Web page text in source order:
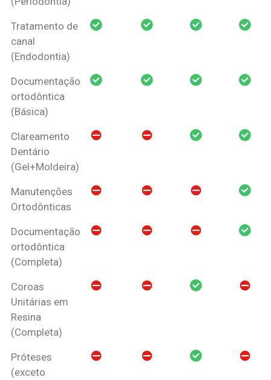
Tratamento de
canal
(Endodontia)
Documentação
ortodôntica
(Básica)
Clareamento
Dentário
(Gel+Moldeira)
Manutenções
Ortodônticas
Documentação
ortodôntica
(Completa)
Coroas
Unitárias em
Resina
(Completa)
Próteses
(exceto